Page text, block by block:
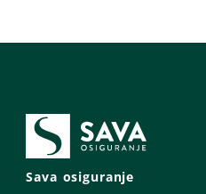
Sava osiguranje